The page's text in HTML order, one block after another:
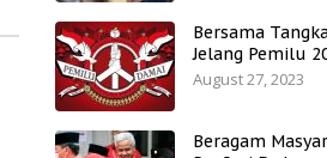
Bersama
Jelang Pemilu
August 27, 2023
Beragam